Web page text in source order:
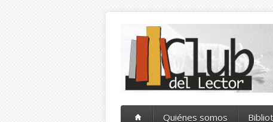
Quiénes somos